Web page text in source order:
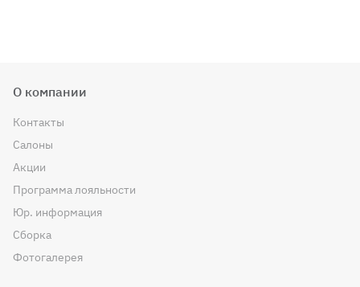
О компании
Контакты
Салоны
Акции
Программа лояльности
Юр. информация
Сборка
Фотогалерея